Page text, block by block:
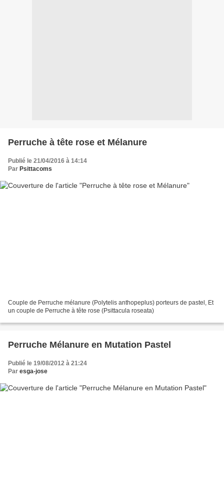
Perruche à tête rose et Mélanure
Publié le 21/04/2016 à 14:14
Par Psittacoms
Couple de Perruche mélanure (Polytelis anthopeplus) porteurs de pastel, Et
un couple de Perruche à tête rose (Psittacula roseata)
Perruche Mélanure en Mutation Pastel
Publié le 19/08/2012 à 21:24
Par esga-jose